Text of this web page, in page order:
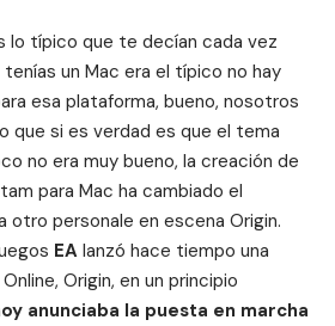
lo típico que te decían cada vez
un Mac era el típico no hay
esa plataforma, bueno, nosotros
que si es verdad es que el tema
no era muy bueno, la creación de
para Mac ha cambiado el
otro personale en escena Origin.
EA lanzó hace tiempo una
Origin, en un principio
anunciaba la puesta en marcha